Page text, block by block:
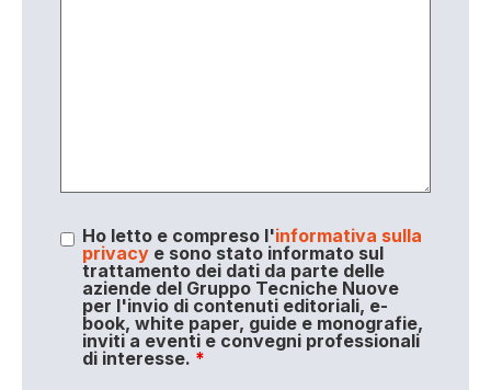
Ho letto e compreso l'informativa sulla
privacye sono stato informato sul
trattamento dei dati da parte delle
aziende del Gruppo Tecniche Nuove
per l'invio di contenuti editoriali, e-
book, white paper, guide e monografie,
inviti a eventi e convegni professionali
di interesse. *